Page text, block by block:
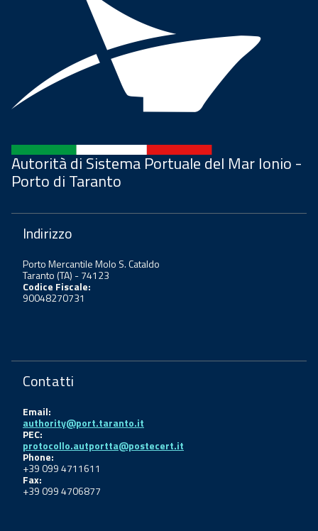
Autorità di Sistema Portuale del Mar Ionio -
Porto di Taranto
Indirizzo
Porto Mercantile Molo S. Cataldo
Taranto (TA) - 74123
Codice Fiscale:
90048270731
Contatti
Email:
authority@port.taranto.it
PEC:
protocollo.autportta@postecert.it
Phone:
+39 099 4711611
Fax:
+39 099 4706877